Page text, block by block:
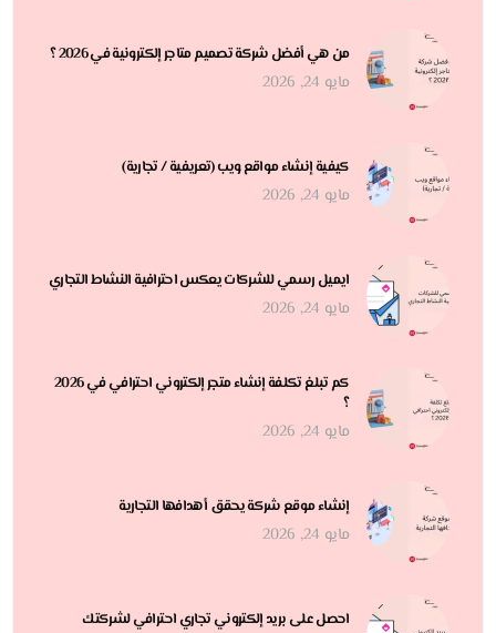
من هي أفضل شركة تصميم متاجر إلكترونية في 2026 ؟
مايو 24, 2026
كيفية إنشاء مواقع ويب (تعريفية / تجارية)
مايو 24, 2026
ايميل رسمي للشركات يعكس احترافية النشاط التجاري
مايو 24, 2026
كم تبلغ تكلفة إنشاء متجر إلكتروني احترافي في 2026
؟
مايو 24, 2026
إنشاء موقع شركة يحقق أهدافها التجارية
مايو 24, 2026
احصل على بريد إلكتروني تجاري احترافي لشركتك